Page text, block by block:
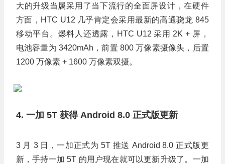
大的升级当属采用了当下流行的全面屏设计，在硬件
方面，HTC U12 几乎肯定会采用最新的高通骁龙 845
移动平台。爆料人还透露，HTC U12 采用 2K + 屏，
电池容量为 3420mAh，前置 800 万像素摄像头，后置
1200 万像素 + 1600 万像素双摄。
4. 一加 5T 获得 Android 8.0 正式版更新
3 月 3 日，一加正式为 5T 推送 Android 8.0 正式版更
新，手持一加 5T 的用户现在就可以更新升级了。一加